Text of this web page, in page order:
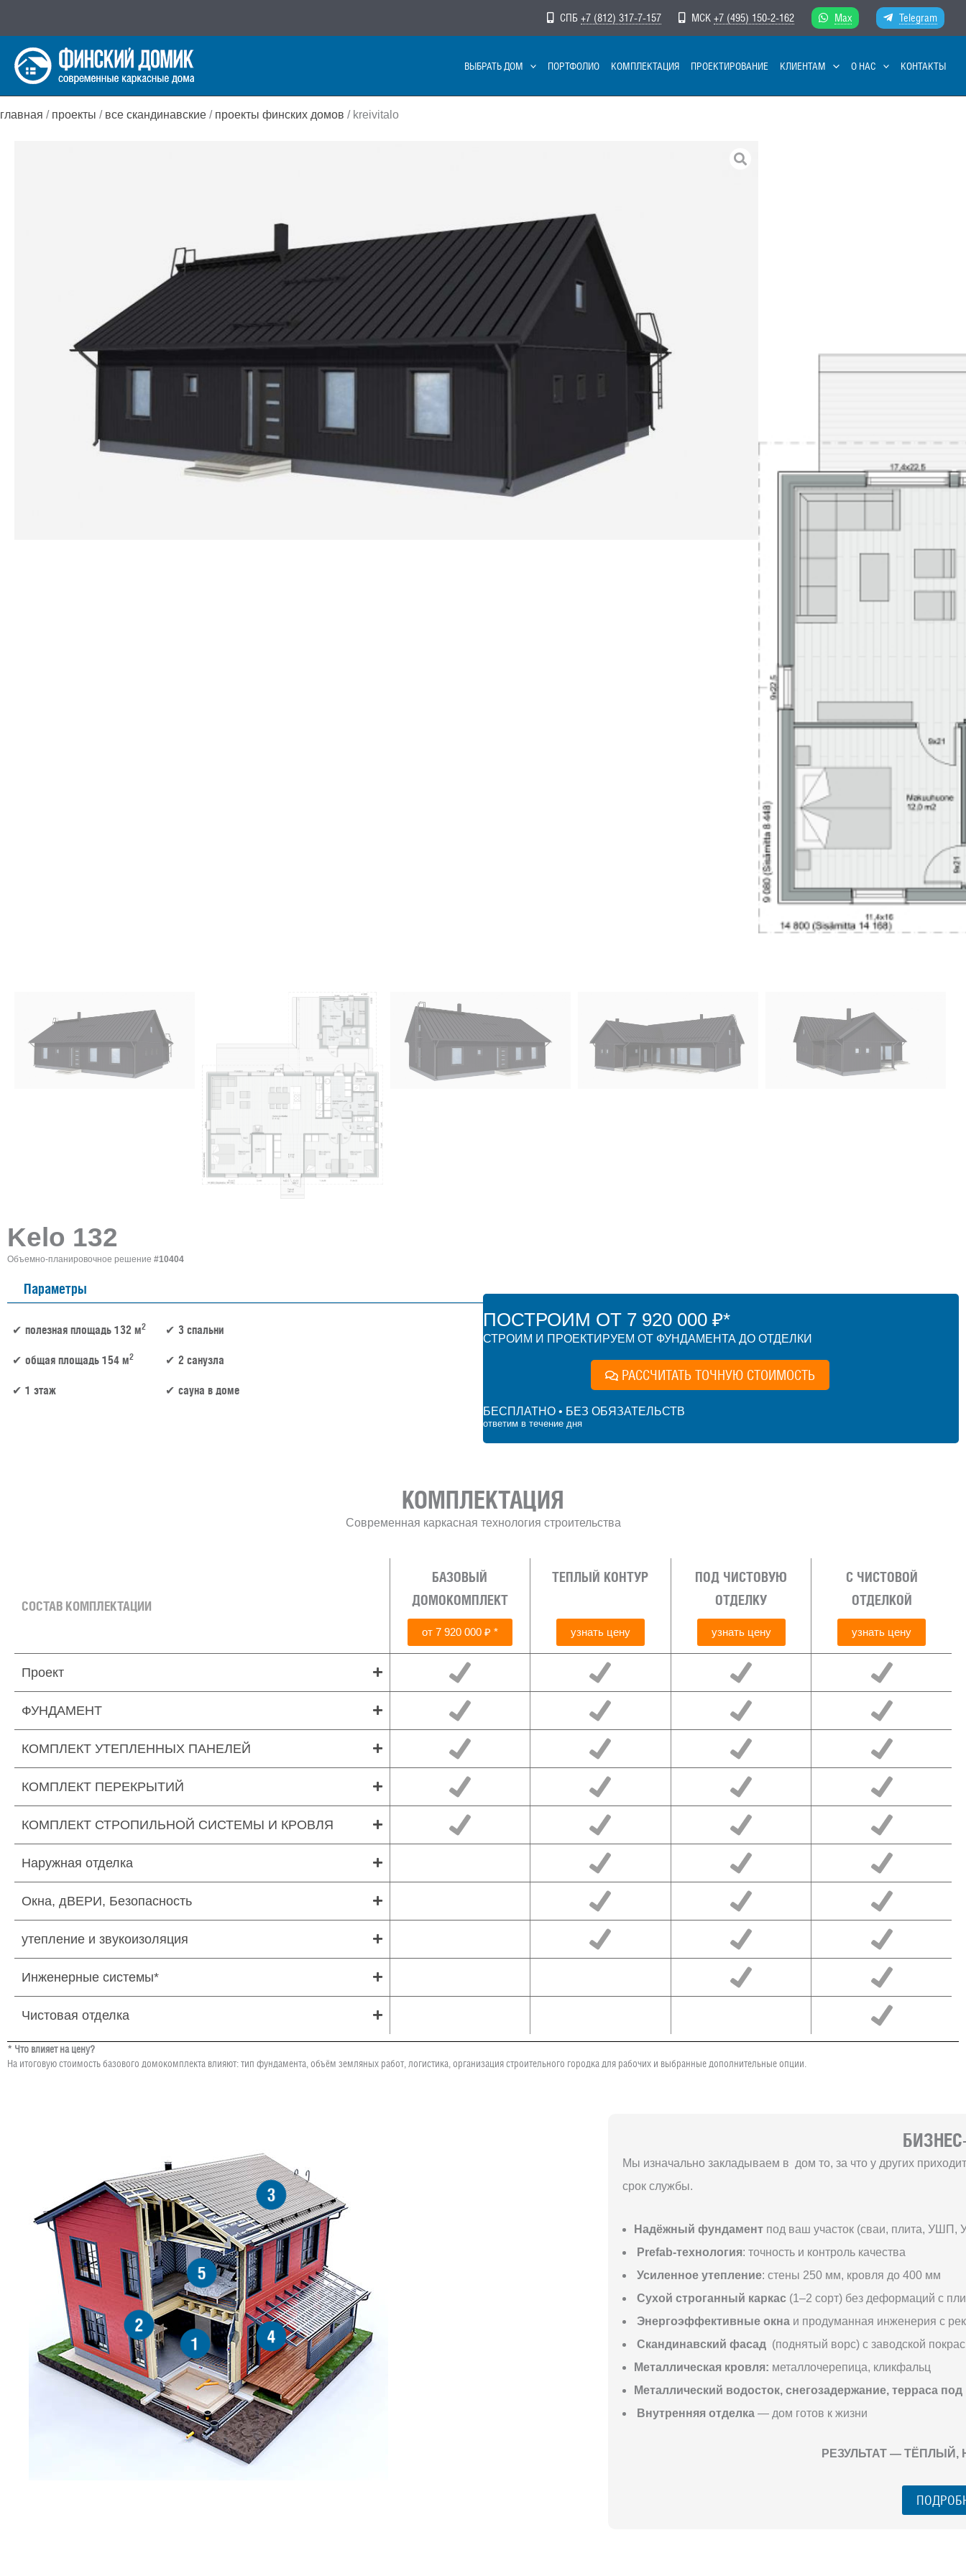
к
содержимому
СПБ +7 (812) 317-7-157 МСК +7 (495) 150-2-162 Max Telegram
ВЫБРАТЬ ДОМ ПОРТФОЛИО КОМПЛЕКТАЦИЯ ПРОЕКТИРОВАНИЕ КЛИЕНТАМ О НАС КОНТАКТЫ
главная / проекты / все скандинавские / проекты финских домов / kreivitalo
Kelo 132
Объемно-планировочное решение #10404
Параметры
полезная площадь 132 м2
общая площадь 154 м2
1 этаж
3 спальни
2 санузла
сауна в доме
ПОСТРОИМ ОТ 7 920 000 ₽*
СТРОИМ И ПРОЕКТИРУЕМ ОТ ФУНДАМЕНТА ДО ОТДЕЛКИ
РАССЧИТАТЬ ТОЧНУЮ СТОИМОСТЬ
БЕСПЛАТНО • БЕЗ ОБЯЗАТЕЛЬСТВ
ответим в течение дня
КОМПЛЕКТАЦИЯ
Современная каркасная технология строительства
СОСТАВ КОМПЛЕКТАЦИИ
БАЗОВЫЙ
ДОМОКОМПЛЕКТ
от 7 920 000 ₽ *
ТЕПЛЫЙ КОНТУР
узнать цену
ПОД ЧИСТОВУЮ
ОТДЕЛКУ
узнать цену
С ЧИСТОВОЙ
ОТДЕЛКОЙ
узнать цену
Проект
ФУНДАМЕНТ
КОМПЛЕКТ УТЕПЛЕННЫХ ПАНЕЛЕЙ
КОМПЛЕКТ ПЕРЕКРЫТИЙ
КОМПЛЕКТ СТРОПИЛЬНОЙ СИСТЕМЫ И КРОВЛЯ
Наружная отделка
Окна, дВЕРИ, Безопасность
утепление и звукоизоляция
Инженерные системы*
Чистовая отделка
* Что влияет на цену?
На итоговую стоимость базового домокомплекта влияют: тип фундамента, объём земляных работ, логистика, организация строительного городка для рабочих и выбранные дополнительные опции.
1
2
3
4
5
Мы изначально закладываем в дом то, за что у других
срок службы.
Надёжный фундамент под ваш участок (сваи, плита, УШП,
Prefab-технология: точность и контроль качества
Усиленное утепление: стены 250 мм, кровля до 400 мм
Сухой строганный каркас (1–2 сорт) без деформаций с
Энергоэффективные окна и продуманная инженерия с
Скандинавский фасад (поднятый ворс) с заводской
Металлическая кровля: металлочерепица, кликфальц
Металлический водосток, снегозадержание, терраса
Внутренняя отделка — дом готов к жизни
РЕЗУЛЬТАТ —